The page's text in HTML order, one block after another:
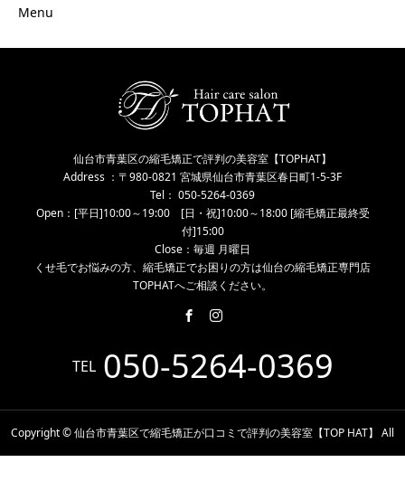
Menu
仙台市青葉区の縮毛矯正で評判の美容室【TOPHAT】
Address ：〒980-0821 宮城県仙台市青葉区春日町1-5-3F
Tel： 050-5264-0369
Open：[平日]10:00～19:00 [日・祝]10:00～18:00 [縮毛矯正最終受
付]15:00
Close：毎週 月曜日
くせ毛でお悩みの方、縮毛矯正でお困りの方は仙台の縮毛矯正専門店
TOPHATへご相談ください。
TEL 050-5264-0369
Copyright © 仙台市青葉区で縮毛矯正が口コミで評判の美容室【TOP HAT】 All